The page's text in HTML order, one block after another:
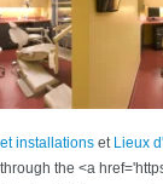
et installations et Lieux
through the <a